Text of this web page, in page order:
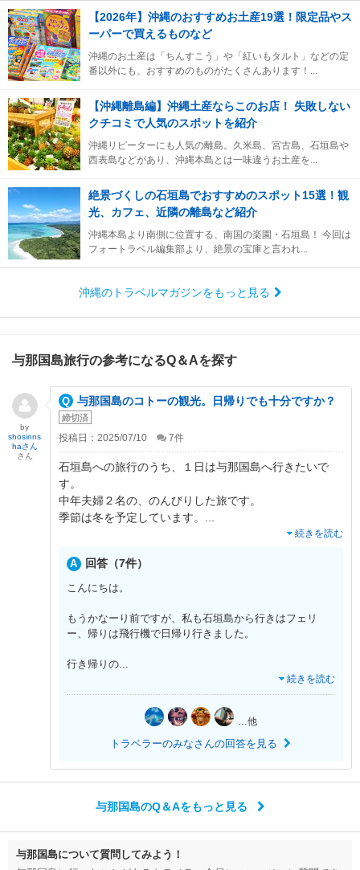
【2026年】沖縄のおすすめお土産19選！限定品やス
ーパーで買えるものなど
沖縄のお土産は「ちんすこう」や「紅いもタルト」などの定
番以外にも、おすすめのものがたくさんあります！...
【沖縄離島編】沖縄土産ならこのお店！ 失敗しない
クチコミで人気のスポットを紹介
沖縄リピーターにも人気の離島。久米島、宮古島、石垣島や
西表島などがあり、沖縄本島とは一味違うお土産を...
絶景づくしの石垣島でおすすめのスポット15選！観
光、カフェ、近隣の離島など紹介
沖縄本島より南側に位置する、南国の楽園・石垣島！ 今回は
フォートラベル編集部より、絶景の宝庫と言われ...
沖縄のトラベルマガジンをもっと見る
与那国島旅行の参考になるQ＆Aを探す
与那国島のコトーの観光。日帰りでも十分ですか？
締切済
投稿日：2025/07/10 7件
石垣島への旅行のうち、１日は与那国島へ行きたいで
す。
中年夫婦２名の、のんびりした旅です。
季節は冬を予定しています。
続きを読む
回答（7件）
こんにちは。
もうかなーり前ですが、私も石垣島から行きはフェリ
ー、帰りは飛行機で日帰り行きました。
行き帰りの...
続きを読む
…他
トラベラーのみなさんの回答を見る
by
shosinns
haさん
さん
与那国島のQ＆Aをもっと見る
与那国島について質問してみよう！